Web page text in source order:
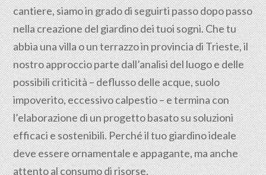
cantiere, siamo in grado di seguirti passo dopo passo
nella creazione del giardino dei tuoi sogni. Che tu
abbia una villa o un terrazzo in provincia di Trieste, il
nostro approccio parte dall’analisi del luogo e delle
possibili criticità – deflusso delle acque, suolo
impoverito, eccessivo calpestio – e termina con
l’elaborazione di un progetto basato su soluzioni
efficaci e sostenibili. Perché il tuo giardino ideale
deve essere ornamentale e appagante, ma anche
attento al consumo di risorse.